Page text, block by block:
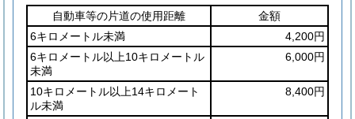
自動車等の片道の使用距離
金額
6キロメートル未満
4,200円
6キロメートル以上10キロメートル
未満
6,000円
10キロメートル以上14キロメート
ル未満
8,400円